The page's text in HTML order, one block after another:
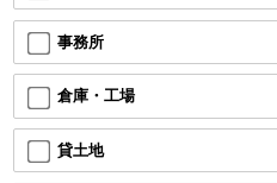
事務所
倉庫・工場
貸土地